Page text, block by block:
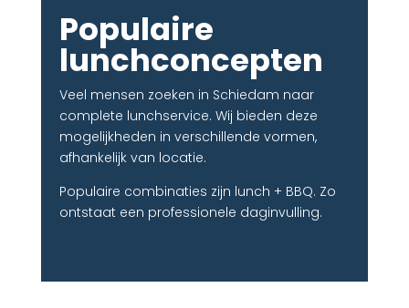
Populaire
lunchconcepten
Veel mensen zoeken in Schiedam naar
complete lunchservice. Wij bieden deze
mogelijkheden in verschillende vormen,
afhankelijk van locatie.
Populaire combinaties zijn lunch + BBQ. Zo
ontstaat een professionele daginvulling.